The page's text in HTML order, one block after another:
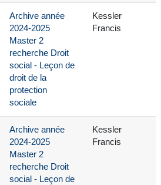
Archive année
2024-2025
Master 2
recherche Droit
social - Leçon de
droit de la
protection
sociale
Kessler
Francis
Archive année
2024-2025
Master 2
recherche Droit
social - Leçon de
Kessler
Francis